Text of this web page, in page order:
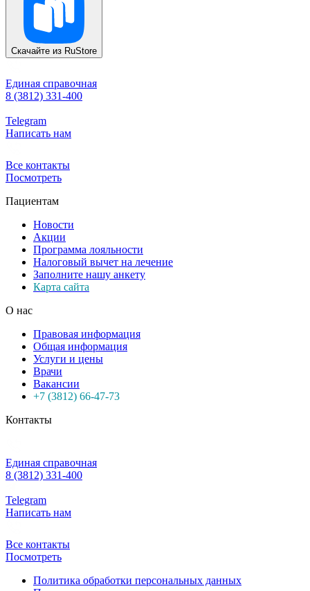
Скачайте из RuStore
Единая справочная
8 (3812) 331-400
Telegram
Написать нам
Все контакты
Посмотреть
Пациентам
Новости
Акции
Программа лояльности
Налоговый вычет на лечение
Заполните нашу анкету
Карта сайта
О нас
Правовая информация
Общая информация
Услуги и цены
Врачи
Вакансии
+7 (3812) 66-47-73
Контакты
Единая справочная
8 (3812) 331-400
Telegram
Написать нам
Все контакты
Посмотреть
Политика обработки персональных данных